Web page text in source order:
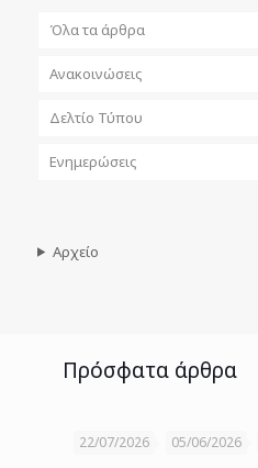
Όλα τα άρθρα
Ανακοινώσεις
Δελτίο Τύπου
Ενημερώσεις
Αρχείο
Πρόσφατα άρθρα
22/07/2026 05/06/2026